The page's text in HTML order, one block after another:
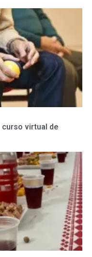
curso virtual de